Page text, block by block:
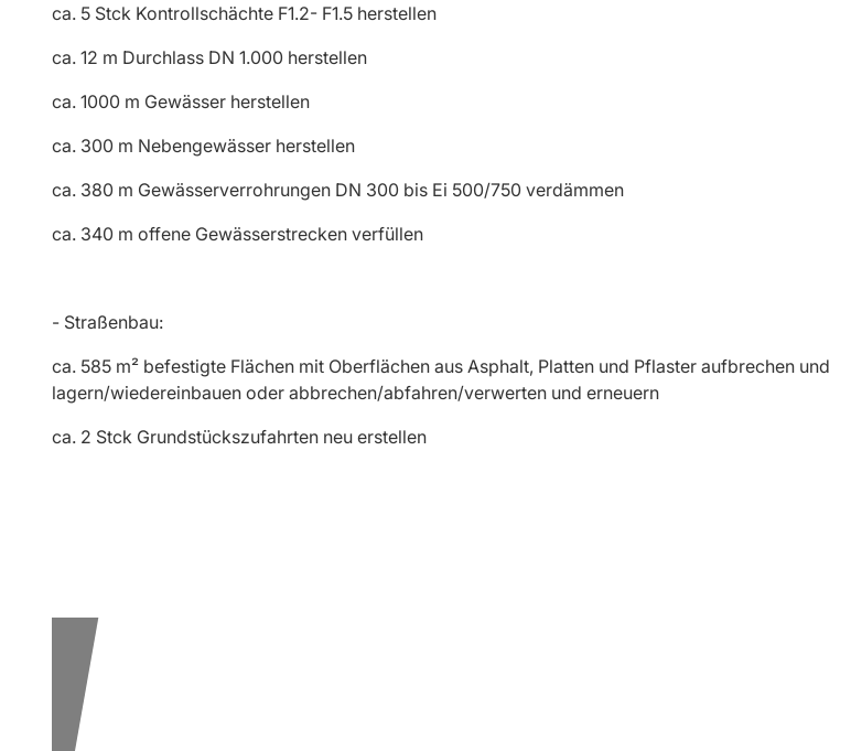
ca. 5 Stck Kontrollschächte F1.2- F1.5 herstellen
ca. 12 m Durchlass DN 1.000 herstellen
ca. 1000 m Gewässer herstellen
ca. 300 m Nebengewässer herstellen
ca. 380 m Gewässerverrohrungen DN 300 bis Ei 500/750 verdämmen
ca. 340 m offene Gewässerstrecken verfüllen
- Straßenbau:
ca. 585 m² befestigte Flächen mit Oberflächen aus Asphalt, Platten und Pflaster aufbrechen und
lagern/wiedereinbauen oder abbrechen/abfahren/verwerten und erneuern
ca. 2 Stck Grundstückszufahrten neu erstellen